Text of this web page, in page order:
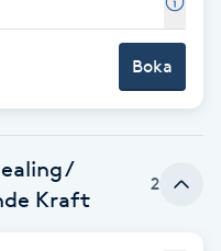
Boka
/
Kraft
2